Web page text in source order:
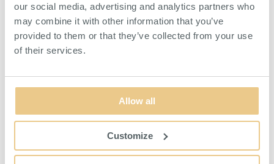
our social media, advertising and analytics partners who
may combine it with other information that you’ve
provided to them or that they’ve collected from your use
of their services.
Allow all
Customize
HITTA ÅTERFÖRSÄLJARE HITTA ÅTERFÖRSÄLJARE
Kopp 22x90 mm 1-Pack Svart
Dokumentklämma 60 mm 5-